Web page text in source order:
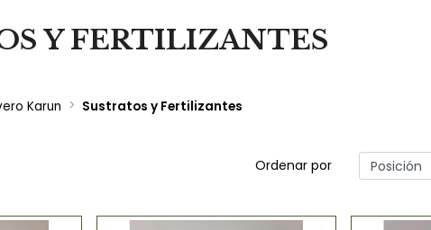
Y FERTILIZANTES
Karun Sustratos y Fertilizantes
Ordenar por